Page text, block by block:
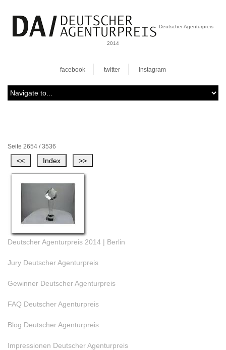
Deutscher Agenturpreis
2014
facebook twitter Instagram
Seite 2654 / 3536
Deutscher Agenturpreis 2014 | Berlin
Jury Deutscher Agenturpreis
Gewinner Deutscher Agenturpreis
FAQ Deutscher Agenturpreis
Blog Deutscher Agenturpreis
Impressionen Deutscher Agenturpreis